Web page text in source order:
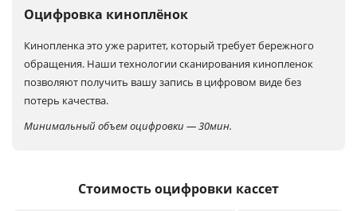
Оцифровка киноплёнок
Кинопленка это уже раритет, который требует бережного
обращения. Наши технологии сканирования кинопленок
позволяют получить вашу запись в цифровом виде без
потерь качества.
Минимальный объем оцифровки — 30мин.
Стоимость оцифровки кассет